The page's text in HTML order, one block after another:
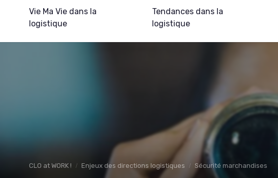
Vie Ma Vie dans la
logistique
Tendances dans la
logistique
CLO at WORK ! Enjeux des directions logistiques Sécurité marchandises